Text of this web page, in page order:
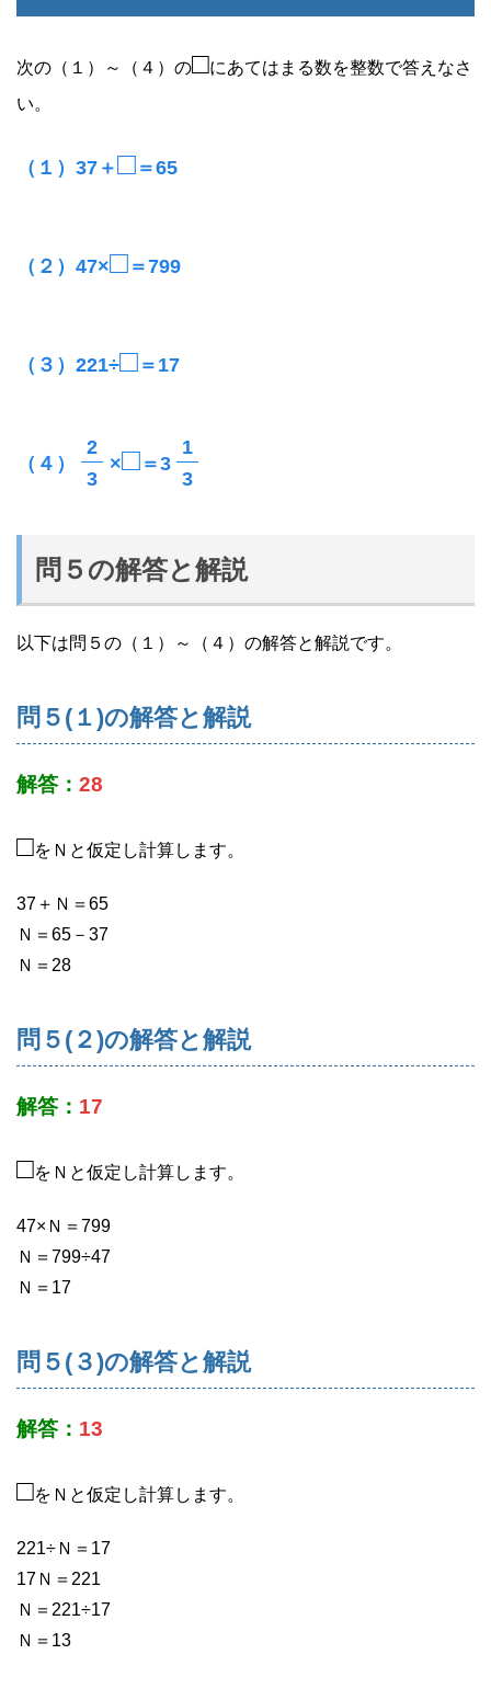
次の（１）～（４）の□にあてはまる数を整数で答えなさ
い。
（１）37＋□ ＝65
（２）47×□ ＝799
（３）221÷□ ＝17
（４）
2
3
×□ ＝3
1
3
問５の解答と解説
以下は問５の（１）～（４）の解答と解説です。
問５(１)の解答と解説
解答： 28
□をＮと仮定し計算します。
37＋Ｎ＝65
Ｎ＝65－37
Ｎ＝28
問５(２)の解答と解説
解答： 17
□をＮと仮定し計算します。
47×Ｎ＝799
Ｎ＝799÷47
Ｎ＝17
問５(３)の解答と解説
解答： 13
□をＮと仮定し計算します。
221÷Ｎ＝17
17Ｎ＝221
Ｎ＝221÷17
Ｎ＝13